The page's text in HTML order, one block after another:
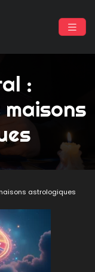
:
astrologiques